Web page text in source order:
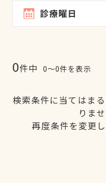
診療曜日
0件中 0〜0件を表示
検索条件に当てはま
りま
再度条件を変更